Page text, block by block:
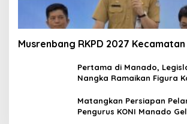
Musrenbang RKPD 2027
Pertama di Manado,
Nangka Ramaikan Figura
Matangkan Persiapan
Pengurus KONI Manado